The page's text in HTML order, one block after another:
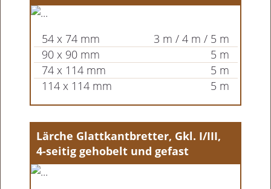
54 x 74 mm
3 m / 4 m / 5 m
90 x 90 mm
5 m
74 x 114 mm
5 m
114 x 114 mm
5 m
Lärche Glattkantbretter, Gkl. I/III,
4-seitig gehobelt und gefast